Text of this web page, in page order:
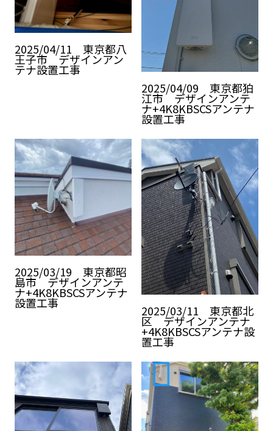
2025/04/11 東京都八
王子市 デザインアン
テナ設置工事
2025/04/09 東京都狛
江市 デザインアンテ
ナ+4K8KBSCSアンテナ
設置工事
2025/03/19 東京都昭
島市 デザインアンテ
ナ+4K8KBSCSアンテナ
設置工事
2025/03/11 東京都北
区 デザインアンテナ
+4K8KBSCSアンテナ設
置工事